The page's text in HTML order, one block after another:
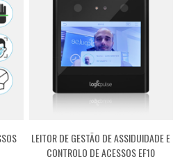
LEITOR DE GESTÃO DE ASSIDUIDADE E
CONTROLO DE ACESSOS EF10